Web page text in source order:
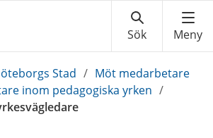
Stad / Möt medarbetare
inom pedagogiska yrken /